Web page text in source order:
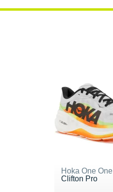
Hoka One One
Clifton Pro